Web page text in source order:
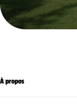
À propos